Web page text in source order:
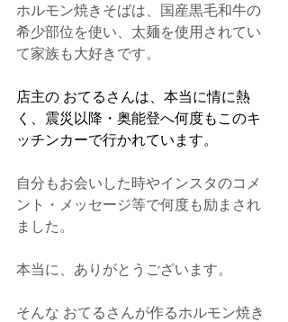
ホルモン焼きそばは、国産黒毛和牛の
希少部位を使い、太麺を使用されてい
て家族も大好きです。
店主の おてるさんは、本当に情に熱
く、震災以降・奥能登へ何度もこのキ
ッチンカーで行かれています。
自分もお会いした時やインスタのコメ
ント・メッセージ等で何度も励まされ
ました。
本当に、ありがとうございます。
そんな おてるさんが作るホルモン焼き